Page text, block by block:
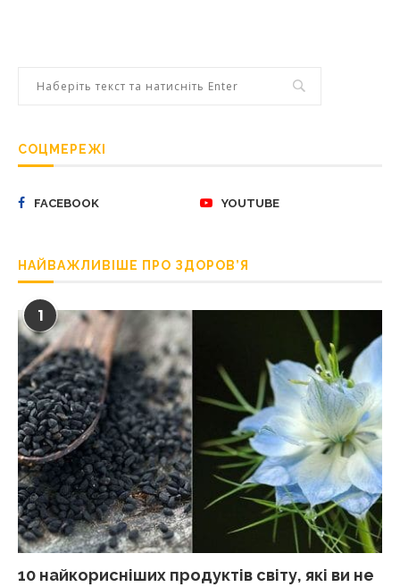
СОЦМЕРЕЖІ
FACEBOOK YOUTUBE
НАЙВАЖЛИВІШЕ ПРО ЗДОРОВ’Я
1
10 найкорисніших продуктів світу, які ви не